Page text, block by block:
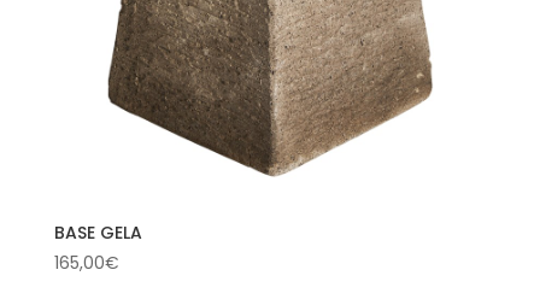
BASE GELA
165,00€